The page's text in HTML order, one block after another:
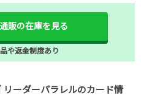
販の在庫を見る
や返金制度あり
リーダーパラレルのカード情